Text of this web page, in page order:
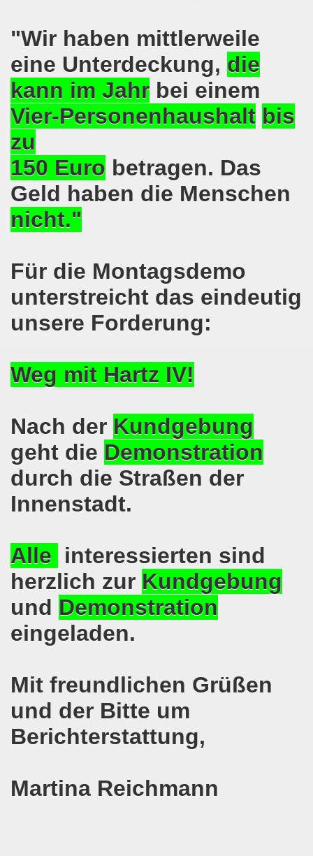
"Wir haben mittlerweile
eine Unterdeckung, die
kann im Jahr bei einem
Vier-Personenhaushalt bis
zu
150 Euro betragen. Das
Geld haben die Menschen
nicht."
Für die Montagsdemo
unterstreicht das eindeutig
unsere Forderung:
Weg mit Hartz IV!
Nach der Kundgebung
geht die Demonstration
durch die Straßen der
Innenstadt.
Alle interessierten sind
herzlich zur Kundgebung
und Demonstration
eingeladen.
Mit freundlichen Grüßen
und der Bitte um
Berichterstattung,
Martina Reichmann
Bewegung fordert am 03.12.2018: Freigabe des
Bewegung findet ausnahmsweise am 03.12.2018 in
vor dem Amtsgericht Gelsenkirchen: Weg mit der
Bewegung protestiert und demonstriert am 05.11.2018
Bewegung ruft auf am 05.11.2018 zur Solidarität mit
am 24.09.2018 uneingeschränkt
Setzen wir gemeinsam ein kämpferisches Zeichen
Montagsdemonstration: Kampf gegen
und wichtige Informationen zur 15.
Bewegung in Gelsenkirchen
Beeindruckender Protest am 17.09.2018
Arbeiter und an die kämpfenden Arbeiterinnen bei
in Gelsenkirchen: Eine Erfolgsgeschichte und eine Feier
20.08.2018 in Gelsenkirchen - ein Grund zu feiern!
Bewegung am 13.08.2018 hält weiterhin wie bisher
ist mit den streikenden Kolleginnen und mit
ruft am 23.07.2018 mit auf zur